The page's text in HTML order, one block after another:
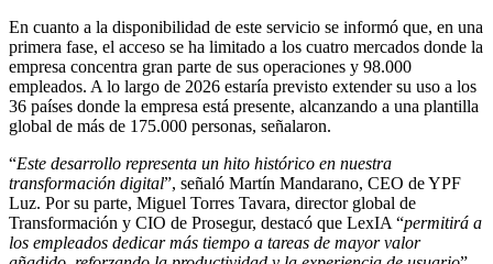
En cuanto a la disponibilidad de este servicio se informó que, en una
primera fase, el acceso se ha limitado a los cuatro mercados donde la
empresa concentra gran parte de sus operaciones y 98.000
empleados. A lo largo de 2026 estaría previsto extender su uso a los
36 países donde la empresa está presente, alcanzando a una plantilla
global de más de 175.000 personas, señalaron.
“Este desarrollo representa un hito histórico en nuestra
transformación digital”, señaló Martín Mandarano, CEO de YPF
Luz. Por su parte, Miguel Torres Tavara, director global de
Transformación y CIO de Prosegur, destacó que LexIA “permitirá a
los empleados dedicar más tiempo a tareas de mayor valor